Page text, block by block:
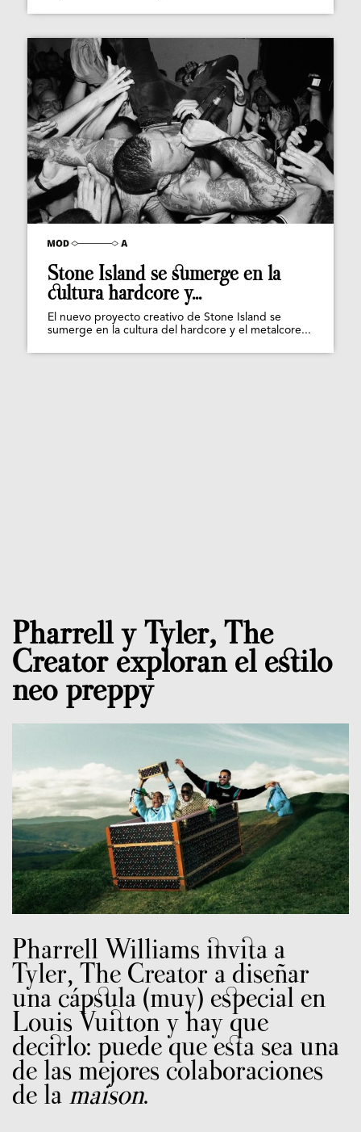
Stone Island se sumerge en la
cultura hardcore y...
El nuevo proyecto creativo de Stone Island se
sumerge en la cultura del hardcore y el metalcore...
Pharrell y Tyler, The
Creator exploran el estilo
neo preppy
Pharrell Williams invita a
Tyler, The Creator a diseñar
una cápsula (muy) especial en
Louis Vuitton y hay que
decirlo: puede que esta sea una
de las mejores colaboraciones
de la maison.